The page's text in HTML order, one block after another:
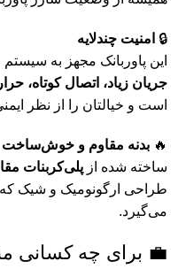
🔒 امنیت چندلایه
این پاوربانک مجهز به سیستم
جریان زیاد، اتصالکوتاه،
است و خیالتان را از نظر
🔥 بدنه مقاوم و خوش‌ساخت
ساخته شده از پلی‌کربنات
طراحی ارگونومیک و شیک که
می‌گیرد.
💼 برای چهکسانی